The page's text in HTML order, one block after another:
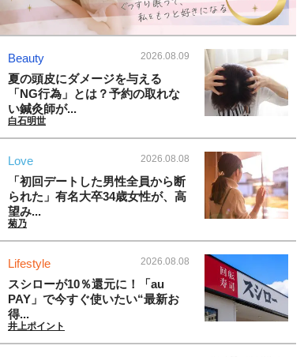
Beauty 2026.08.09
夏の頭皮にダメージを与える
「NG行為」とは？予約の取れな
い鍼灸師が...
白石明世
Love 2026.08.08
「初回デートした男性全員から断
られた」有名大卒34歳女性が、高
望み...
菊乃
Lifestyle 2026.08.08
スシローが10％還元に！「au
PAY」で今すぐ使いたい“最新お
得...
井上ポイント